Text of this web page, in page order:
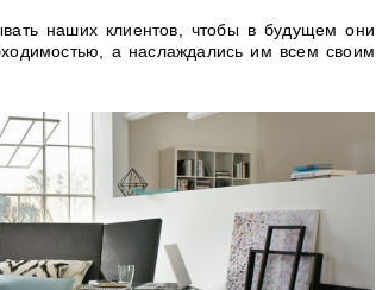
наших клиентов, чтобы в будущем они
а наслаждались им всем своим